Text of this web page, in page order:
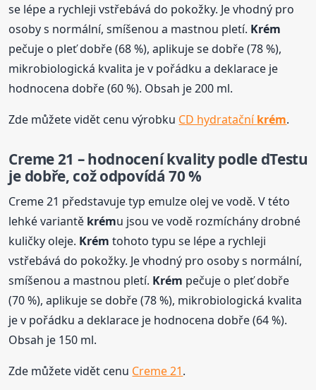
se lépe a rychleji vstřebává do pokožky. Je vhodný pro
osoby s normální, smíšenou a mastnou pletí. Krém
pečuje o pleť dobře (68 %), aplikuje se dobře (78 %),
mikrobiologická kvalita je v pořádku a deklarace je
hodnocena dobře (60 %). Obsah je 200 ml.
Zde můžete vidět cenu výrobku CD hydratačníkrém.
Creme 21 – hodnocení kvality podle dTestu
je dobře, což odpovídá 70 %
Creme 21 představuje typ emulze olej ve vodě. V této
lehké variantě krému jsou ve vodě rozmíchány drobné
kuličky oleje. Krém tohoto typu se lépe a rychleji
vstřebává do pokožky. Je vhodný pro osoby s normální,
smíšenou a mastnou pletí. Krém pečuje o pleť dobře
(70 %), aplikuje se dobře (78 %), mikrobiologická kvalita
je v pořádku a deklarace je hodnocena dobře (64 %).
Obsah je 150 ml.
Zde můžete vidět cenu Creme 21.